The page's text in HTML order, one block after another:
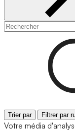
Trier par Filtrer par
Votre média